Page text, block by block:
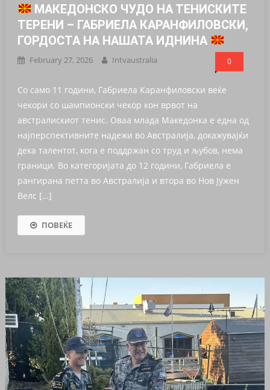
МАКЕДОНСКО ЧУДО НА ТЕНИСКИТЕ
ТЕРЕНИ – ГАБРИЕЛА КАРАНФИЛОВСКИ,
ГОРДОСТА НА НАШАТА ИДНИНА
February 27, 2026 Intvaustralia 0
Со само 11 години, Габриела Каранфиловски веќе
чекори со шампионски чекор кон врвот на
австралискиот тенис. Оваа млада Македонка е една од
најперспективните надежи во Австралија, докажувајќи
дека талентот, кога е поддржан со труд и љубов, нема
граници. Во категоријата до 12 години, Габриела е
рангирана петта во Австралија и втора во Нов Јужен
Велс […]
ПОВЕЌЕ